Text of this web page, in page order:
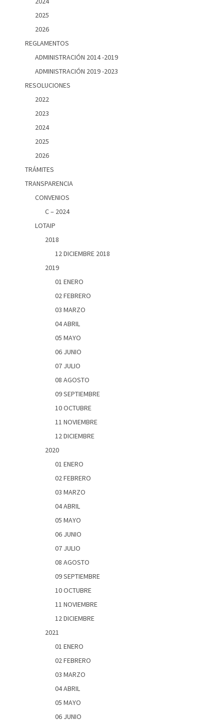
2025
2026
REGLAMENTOS
ADMINISTRACIÓN 2014 -2019
ADMINISTRACIÓN 2019 -2023
RESOLUCIONES
2022
2023
2024
2025
2026
TRÁMITES
TRANSPARENCIA
CONVENIOS
C – 2024
LOTAIP
2018
12 DICIEMBRE 2018
2019
01 ENERO
02 FEBRERO
03 MARZO
04 ABRIL
05 MAYO
06 JUNIO
07 JULIO
08 AGOSTO
09 SEPTIEMBRE
10 OCTUBRE
11 NOVIEMBRE
12 DICIEMBRE
2020
01 ENERO
02 FEBRERO
03 MARZO
04 ABRIL
05 MAYO
06 JUNIO
07 JULIO
08 AGOSTO
09 SEPTIEMBRE
10 OCTUBRE
11 NOVIEMBRE
12 DICIEMBRE
2021
01 ENERO
02 FEBRERO
03 MARZO
04 ABRIL
05 MAYO
06 JUNIO